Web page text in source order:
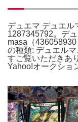
デュエマ デュエル
1287345792。デ
masa（
の種類: デュエル
すご覧いただきあ
Yahoo!オークショ